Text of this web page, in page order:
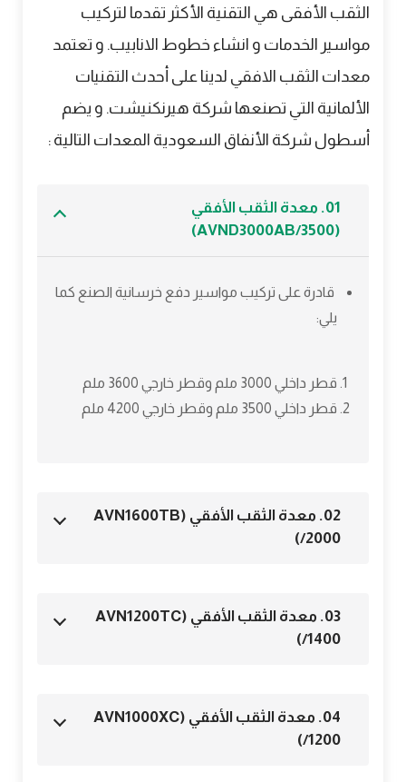
الثقب الأفقى هي التقنية الأكثر تقدما لتركيب
مواسير الخدمات و انشاء خطوط الانابيب. و تعتمد
معدات الثقب الافقي لدينا على أحدث التقنيات
الألمانية التي تصنعها شركة هيرنكنيشت. و يضم
أسطول شركة الأنفاق السعودية المعدات التالية :
01. معدة الثقب الأفقي
(AVND3000AB/3500)
قادرة على تركيب مواسير دفع خرسانية الصنع كما
يلي:
قطر داخلي 3000 ملم وقطر خارجي 3600 ملم
قطر داخلي 3500 ملم وقطر خارجي 4200 ملم
02. معدة الثقب الأفقي (AVN1600TB
/2000)
03. معدة الثقب الأفقي (AVN1200TC
/1400)
04. معدة الثقب الأفقي (AVN1000XC
/1200)